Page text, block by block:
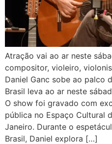
Atração vai ao ar neste
compositor, violeiro,
Daniel Ganc sobe ao palco
Brasil leva ao ar neste
O show foi gravado com
pública no Espaço Cultural
Janeiro. Durante o
Brasil, Daniel explora […]